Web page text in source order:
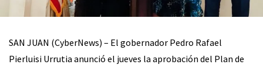
SAN JUAN (CyberNews) – El gobernador Pedro Rafael
Pierluisi Urrutia anunció el jueves la aprobación del Plan de